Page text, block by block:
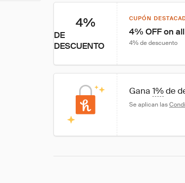
4%
DE
DESCUENTO
CUPÓN
4% OFF on
4% de descuento
Gana 1% de
Se aplican las